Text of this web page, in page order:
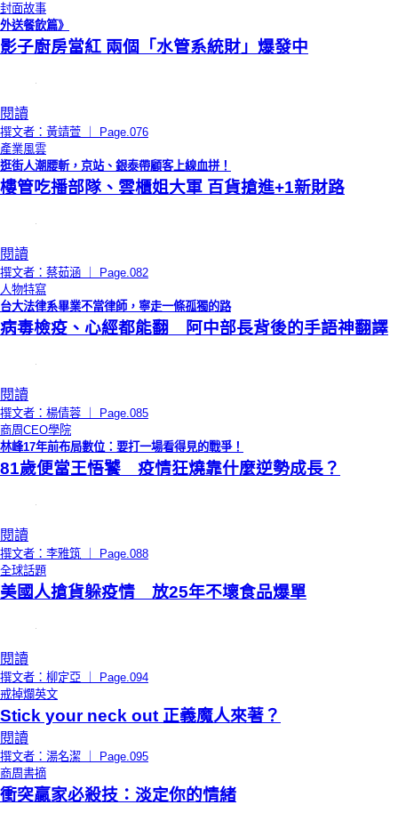
封面故事
外送餐飲篇》
影子廚房當紅 兩個「水管系統財」爆發中
閱讀
撰文者：黃靖萱 ｜ Page.076
產業風雲
逛街人潮腰斬，京站、銀泰帶顧客上線血拼！
樓管吃播部隊、雲櫃姐大軍 百貨搶進+1新財路
閱讀
撰文者：蔡茹涵 ｜ Page.082
人物特寫
台大法律系畢業不當律師，寧走一條孤獨的路
病毒檢疫、心經都能翻 阿中部長背後的手語神翻譯
閱讀
撰文者：楊倩蓉 ｜ Page.085
商周CEO學院
林峰17年前布局數位：要打一場看得見的戰爭！
81歲便當王悟饕 疫情狂燒靠什麼逆勢成長？
閱讀
撰文者：李雅筑 ｜ Page.088
全球話題
美國人搶貨躲疫情 放25年不壞食品爆單
閱讀
撰文者：柳定亞 ｜ Page.094
戒掉爛英文
Stick your neck out 正義魔人來著？
閱讀
撰文者：湯名潔 ｜ Page.095
商周書摘
衝突贏家必殺技：淡定你的情緒